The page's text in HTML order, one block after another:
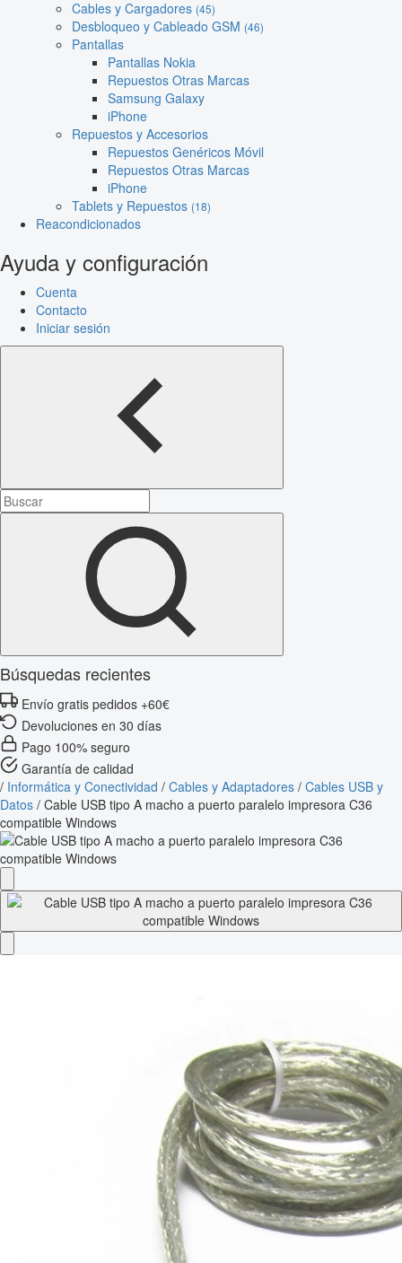
Cables y Cargadores (45)
Desbloqueo y Cableado GSM (46)
Pantallas
Pantallas Nokia
Repuestos Otras Marcas
Samsung Galaxy
iPhone
Repuestos y Accesorios
Repuestos Genéricos Móvil
Repuestos Otras Marcas
iPhone
Tablets y Repuestos (18)
Reacondicionados
Ayuda y configuración
Cuenta
Contacto
Iniciar sesión
Búsquedas recientes
Envío gratis pedidos +60€
Devoluciones en 30 días
Pago 100% seguro
Garantía de calidad
/ Informática y Conectividad / Cables y Adaptadores / Cables USB y
Datos / Cable USB tipo A macho a puerto paralelo impresora C36
compatible Windows